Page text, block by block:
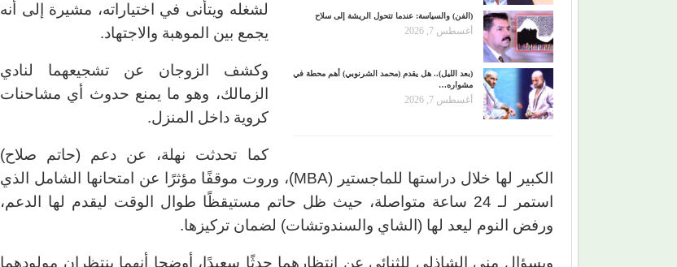
(الفن) والسياسة: عندما تتحول الريشة إلى سلاح
أغسطس 7, 2026
(بعد الليل).. هل يقدم (محمد الشرنوبي) أهم محطة في
مشواره…
أغسطس 7, 2026
لشغله ويتأنى في اختياراته، مشيرة إلى أنه
يجمع بين الموهبة والاجتهاد.
وكشف الزوجان عن تشجيعهما لنادي
الزمالك، وهو ما يمنع حدوث أي مشاحنات
كروية داخل المنزل.
كما تحدثت نهلة، عن دعم (حاتم صلاح)
الكبير لها خلال دراستها للماجستير (MBA)، وروت موقفًا مؤثرًا عن امتحانها الشامل الذي
استمر لـ 24 ساعة متواصلة، حيث ظل حاتم مستيقظًا طوال الوقت ليقدم لها الدعم،
ورفض النوم ليعد لها (الشاي والسندوتشات) لضمان تركيزها.
وبسؤال منى الشاذلي للثنائي عن انتظارهما حدثًا سعيدًا، أوضحا أنهما ينتظران مولودهما